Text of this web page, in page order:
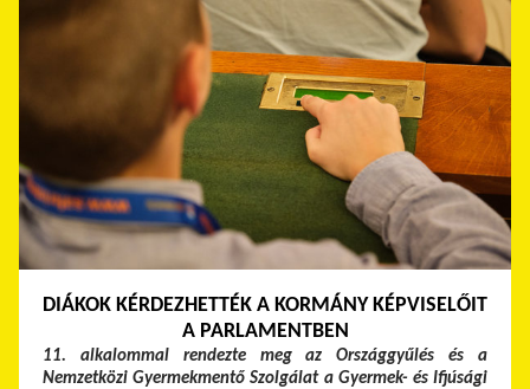
DIÁKOK KÉRDEZHETTÉK A KORMÁNY KÉPVISELŐIT
A PARLAMENTBEN
11. alkalommal rendezte meg az Országgyűlés és a
Nemzetközi Gyermekmentő Szolgálat a Gyermek- és Ifjúsági